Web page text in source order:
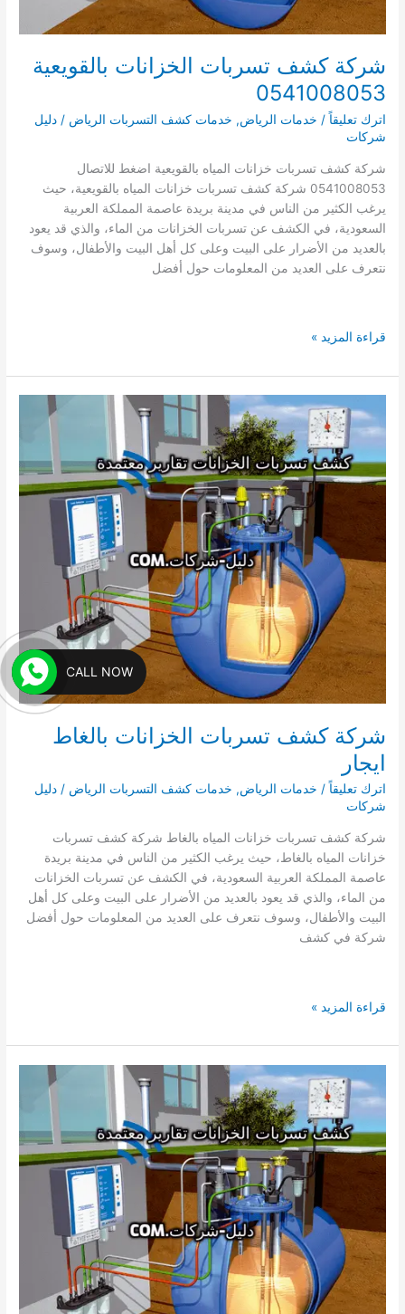
شركة كشف تسربات الخزانات بالقويعية
0541008053
اترك تعليقاً / خدمات الرياض, خدمات كشف التسربات الرياض /دليل
شركات
شركة كشف تسربات خزانات المياه بالقويعية اضغط للاتصال
0541008053 شركة كشف تسربات خزانات المياه بالقويعية، حيث
يرغب الكثير من الناس في مدينة بريدة عاصمة المملكة العربية
السعودية، في الكشف عن تسربات الخزانات من الماء، والذي قد يعود
بالعديد من الأضرار على البيت وعلى كل أهل البيت والأطفال، وسوف
نتعرف على العديد من المعلومات حول أفضل
شركة
تسربات
الخزانات
بالقويعية
0541008053
قراءة المزيد »
شركة كشف تسربات الخزانات بالغاط
ايجار
اترك تعليقاً / خدمات الرياض, خدمات كشف التسربات الرياض /دليل
شركات
شركة كشف تسربات خزانات المياه بالغاط شركة كشف تسربات
خزانات المياه بالغاط، حيث يرغب الكثير من الناس في مدينة بريدة
عاصمة المملكة العربية السعودية، في الكشف عن تسربات الخزانات
من الماء، والذي قد يعود بالعديد من الأضرار على البيت وعلى كل أهل
البيت والأطفال، وسوف نتعرف على العديد من المعلومات حول أفضل
شركة في كشف
شركة
تسربات
الخزانات
بالغاط
ايجار
قراءة المزيد »
CALL NOW